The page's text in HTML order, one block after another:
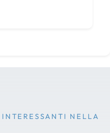
NELLA